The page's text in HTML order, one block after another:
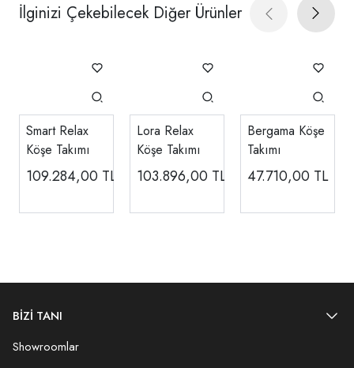
İlginizi Çekebilecek Diğer Ürünler
Smart Relax
Köşe Takımı
109.284,00 TL
Lora Relax
Köşe Takımı
103.896,00 TL
Bergama Köşe
Takımı
47.710,00 TL
BİZİ TANI
Showroomlar